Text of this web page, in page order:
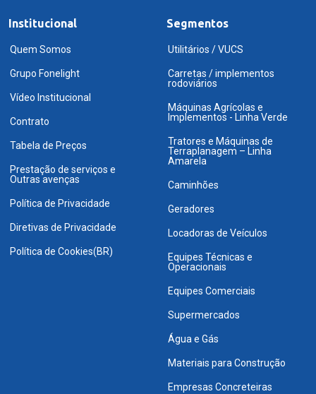
Institucional
Quem Somos
Grupo Fonelight
Vídeo Institucional
Contrato
Tabela de Preços
Prestação de serviços e
Outras avenças
Política de Privacidade
Diretivas de Privacidade
Política de Cookies(BR)
Segmentos
Utilitários / VUCS
Carretas / implementos
rodoviários
Máquinas Agrícolas e
Implementos - Linha Verde
Tratores e Máquinas de
Terraplanagem – Linha
Amarela
Caminhões
Geradores
Locadoras de Veículos
Equipes Técnicas e
Operacionais
Equipes Comerciais
Supermercados
Água e Gás
Materiais para Construção
Empresas Concreteiras